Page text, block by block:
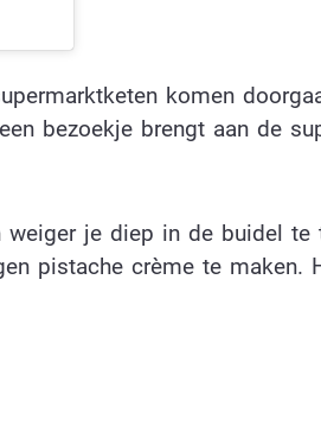
komen
bezoekje brengt aan de
je diep in de buidel te
pistache crème te maken.